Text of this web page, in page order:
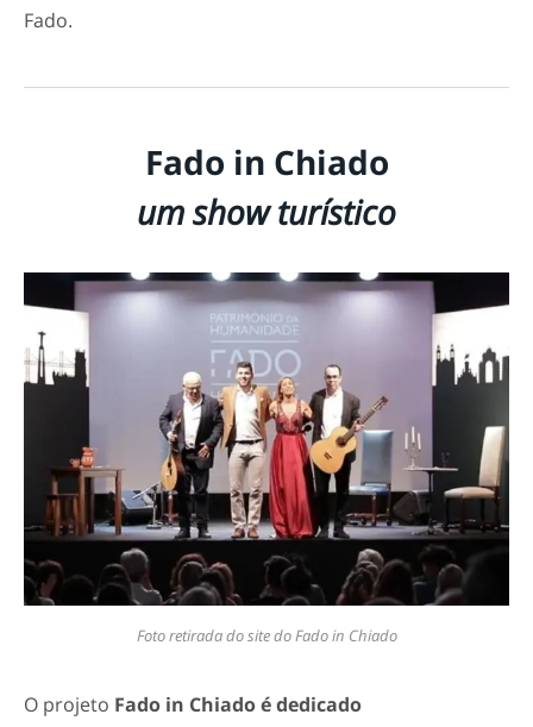
Fado.
Fado in Chiado
um show turístico
Foto retirada do site do Fado in Chiado
O projeto Fado in Chiado é dedicado